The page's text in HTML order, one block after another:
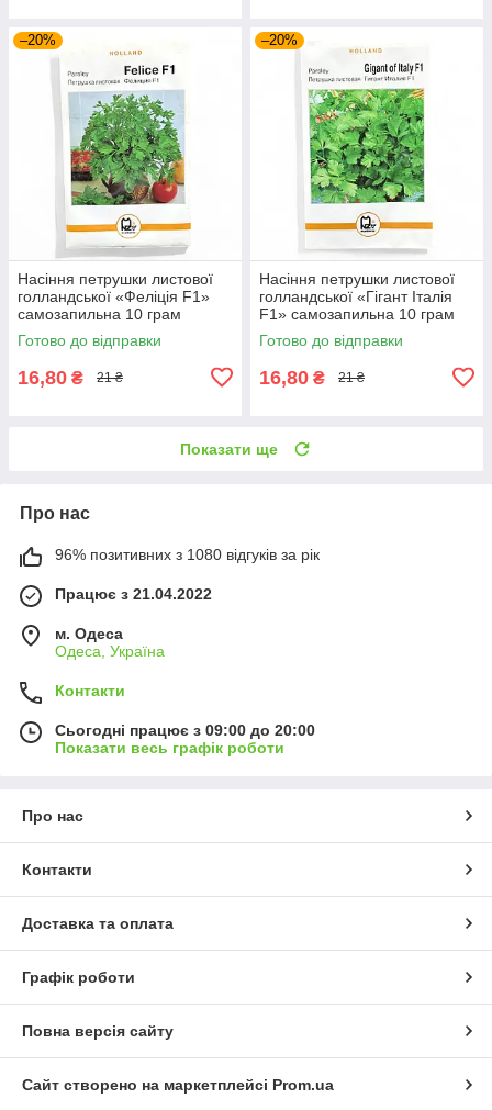
–20%
Насіння петрушки листової
голландської «Феліція F1»
самозапильна 10 грам
Готово до відправки
16,80 ₴ 21 ₴
–20%
Насіння петрушки листової
голландської «Гігант Італія
F1» самозапильна 10 грам
Готово до відправки
16,80 ₴ 21 ₴
Показати ще
Про нас
96% позитивних з 1080 відгуків за рік
Працює з 21.04.2022
м. Одеса
Одеса, Україна
Контакти
Сьогодні працює з 09:00 до 20:00
Показати весь графік роботи
Про нас
Контакти
Доставка та оплата
Графік роботи
Повна версія сайту
Сайт створено на маркетплейсі Prom.ua